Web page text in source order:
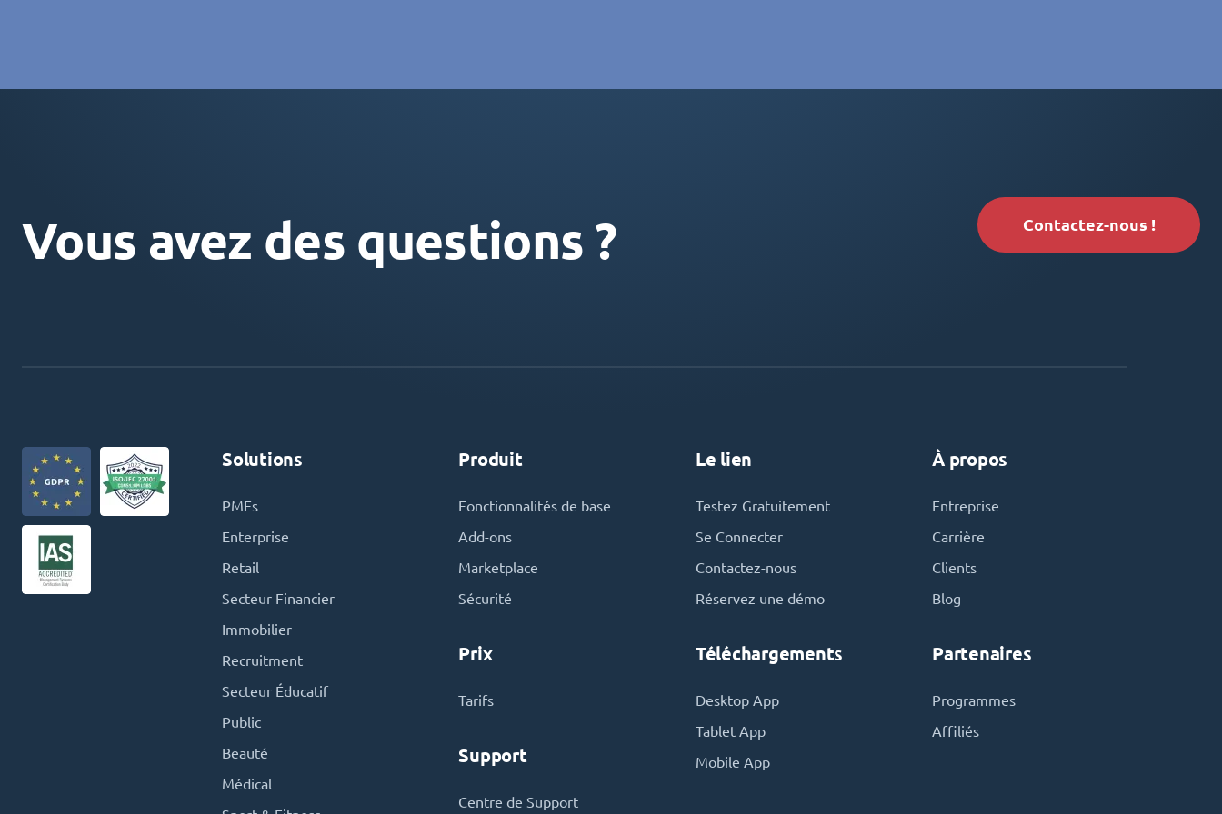
Vous avez des questions ? Contactez-nous !
Solutions
PMEs
Enterprise
Retail
Secteur Financier
Immobilier
Recruitment
Secteur Éducatif
Public
Beauté
Médical
Produit
Fonctionnalités de base
Add-ons
Marketplace
Sécurité
Prix
Tarifs
Support
Centre de Support
Le lien
Testez Gratuitement
Se Connecter
Contactez-nous
Réservez une démo
Téléchargements
Desktop App
Tablet App
Mobile App
À propos
Entreprise
Carrière
Clients
Blog
Partenaires
Programmes
Affiliés